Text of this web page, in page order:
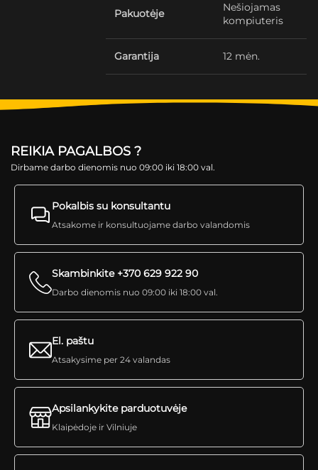
Pakuotėje
Nešiojamas
kompiuteris
Garantija 12 mėn.
REIKIA PAGALBOS ?
Dirbame darbo dienomis nuo 09:00 iki 18:00 val.
Pokalbis su konsultantu
Atsakome ir konsultuojame darbo valandomis
Skambinkite +370 629 922 90
Darbo dienomis nuo 09:00 iki 18:00 val.
El. paštu
Atsakysime per 24 valandas
Apsilankykite parduotuvėje
Klaipėdoje ir Vilniuje